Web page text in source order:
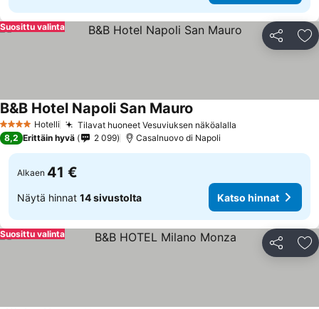
Jaa
Suosittu valinta
4 Tähtiluokitus
Hotelli Tilavat huoneet Vesuviuksen näköalalla
B&B Hotel Napoli San Mauro
8,2 Erittäin hyvä 2 099 Casalnuovo di Napoli
Alkaen 41 €
Näytä hinnat 14 sivustolta Katso hinnat
Jaa
Suosittu valinta